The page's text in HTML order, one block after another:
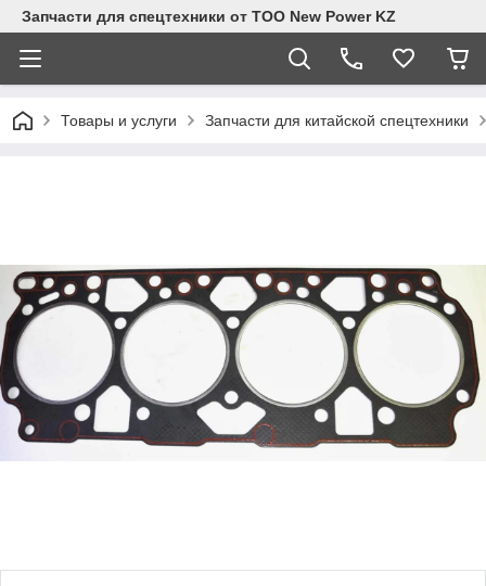
Запчасти для спецтехники от ТОО New Power KZ
Товары и услуги Запчасти для китайской спецтехники